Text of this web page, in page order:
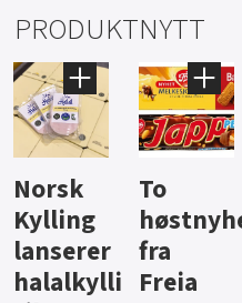
PRODUKTNYTT
Knalltall
for Açai
Bowl
Aass vil
bli
førstevalg
i lite-